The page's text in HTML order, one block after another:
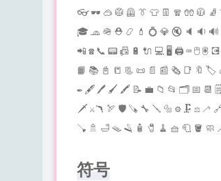
👓 🕶 🥽 🥼 🦺 👔 👕 👖 🧣 🧤 🧥 🧦
🎓 🧢 🪖 ⛑ 📿 💄 💍 💎 🔇 🔈 🔉 🔊
📲 ☎ 📞 📟 📠 🔋 🔌 💻 🖥 🖨 ⌨ 🖱 🖲
📙 📚 📓 📒 📃 📜 📄 📰 🗞 📑 🔖 🏷
✒ 🖋 🖊 🖌 🖍 📝 💼 📁 📂 🗂 📅 📆 🗒
🗡 ⚔🪃 🏹 🛡 🪚 🔧 🪛 🔩 ⚙ 🗜 ⚖ 🦯
🪠 🚿 🛁 🪤 🪒 🧴 🧷 🧹 🧺 🧻 🪣 🧼
符号